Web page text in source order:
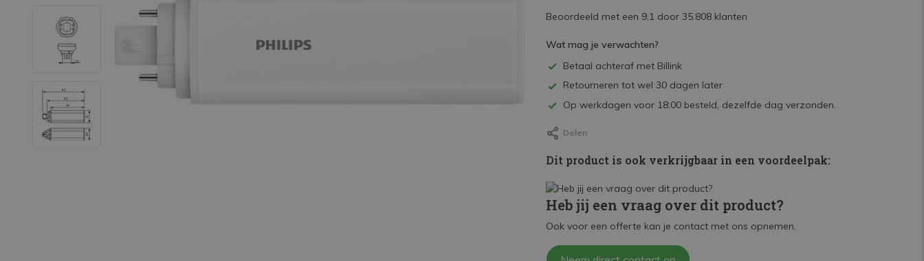
LED Buitenverlichting
LED Noodverlichting
Installatiemateriaal
Mega Sale
Verduurzaming
LED TL verlichting
Beoordeeld met een 9,1 door 35.808 klanten
Wat mag je verwachten?
Betaal achteraf met Billink
Retourneren tot wel 30 dagen later
Op werkdagen voor 18:00 besteld, dezelfde dag verzonden.
Delen
Dit product is ook verkrijgbaar in een voordeelpak:
Heb jij een vraag over dit product?
Ook voor een offerte kan je contact met ons opnemen.